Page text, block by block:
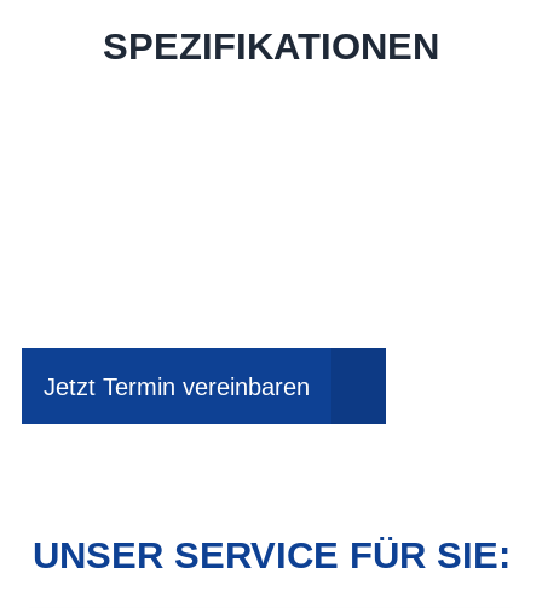
SPEZIFIKATIONEN
Jetzt Termin vereinbaren
UNSER SERVICE FÜR SIE: